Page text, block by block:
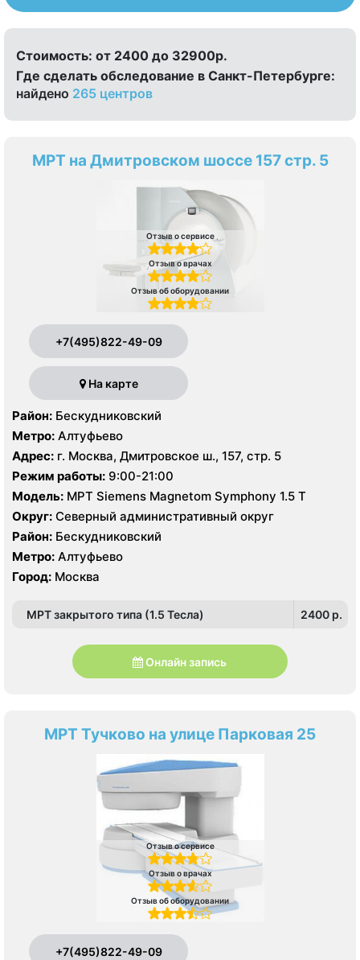
Стоимость: от 2400 до 32900р.
Где сделать обследование в Санкт-Петербурге:
найдено 265 центров
МРТ на Дмитровском шоссе 157 стр. 5
Отзыв о сервисе
Отзыв о врачах
Отзыв об оборудовании
+7(495)822-49-09
На карте
Район: Бескудниковский
Метро: Алтуфьево
Адрес: г. Москва, Дмитровское ш., 157, стр. 5
Режим работы: 9:00-21:00
Модель:
МРТ Siemens Magnetom Symphony 1.5 Т
Округ: Северный административный округ
Район: Бескудниковский
Метро: Алтуфьево
Город: Москва
МРТ закрытого типа (1.5 Тесла) 2400 p.
Онлайн запись
МРТ Тучково на улице Парковая 25
Отзыв о сервисе
Отзыв о врачах
Отзыв об оборудовании
+7(495)822-49-09